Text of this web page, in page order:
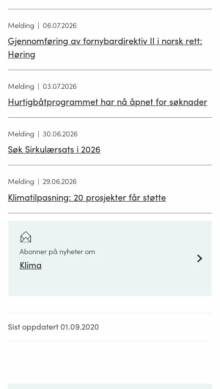
Melding 06.07.2026
Gjennomføring av fornybardirektiv II i norsk rett:
Høring
Melding 03.07.2026
Hurtigbåtprogrammet har nå åpnet for søknader
Melding 30.06.2026
Søk Sirkulærsats i 2026
Melding 29.06.2026
Klimatilpasning: 20 prosjekter får støtte
Abonner på nyheter om
Klima
Sist oppdatert 01.09.2020